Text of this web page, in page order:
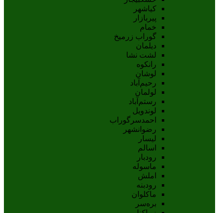
کیاشهر
پیربازار
خمام
گوراب زرمیخ
دیلمان
لشت نشا
رانکوه
لوشان
رحیم‌آباد
لولمان
رستم‌آباد
لوندویل
احمدسرگوراب
رضوانشهر
لیسار
اسالم
رودبار
ماسوله
املش
رودبنه
ماکلوان
بره‌سر